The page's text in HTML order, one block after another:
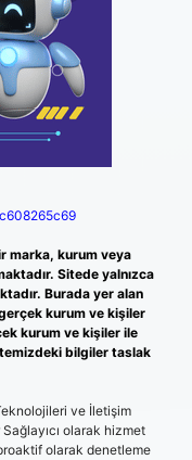
marka, kurum veya
Sitede yalnızca
Burada yer alan
kurum ve kişiler
kurum ve kişiler ile
bilgiler taslak
ve İletişim
olarak hizmet
olarak denetleme